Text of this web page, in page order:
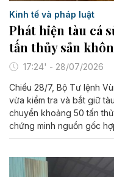
Kinh tế và pháp luật
Phát hiện tàu cá
tấn thủy sản
17:24' - 28/07/2026
Chiều 28/7, Bộ Tư lệnh
vừa kiểm tra và bắt giữ
chuyển khoảng 50 tấn
chứng minh nguồn gốc